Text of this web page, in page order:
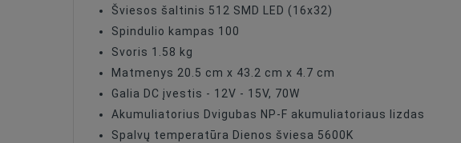
Šviesos šaltinis 512 SMD LED (16x32)
Spindulio kampas 100
Svoris 1.58 kg
Matmenys 20.5 cm x 43.2 cm x 4.7 cm
Galia DC įvestis - 12V - 15V, 70W
Akumuliatorius Dvigubas NP-F akumuliatoriaus lizdas
Spalvų temperatūra Dienos šviesa 5600K